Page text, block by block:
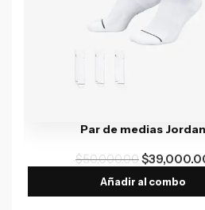
Par de medias Jordan
$50,000.00$
Añadir al combo